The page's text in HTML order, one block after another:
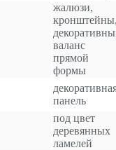
жалюзи,
валанс
прямой
формы
панель
под цвет
деревянных
ламелей